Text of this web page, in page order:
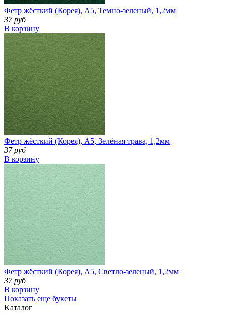
Фетр жёсткий (Корея), А5, Темно-зеленый, 1,2мм
37 руб
В корзину
Фетр жёсткий (Корея), А5, Зелёная трава, 1,2мм
37 руб
В корзину
Фетр жёсткий (Корея), А5, Светло-зеленый, 1,2мм
37 руб
В корзину
Показать еще букеты
Kаталог